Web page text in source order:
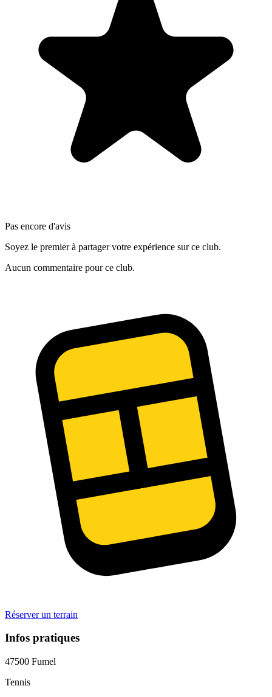
Pas encore d'avis
Soyez le premier à partager votre expérience sur ce club.
Aucun commentaire pour ce club.
Réserver un terrain
Infos pratiques
47500 Fumel
Tennis